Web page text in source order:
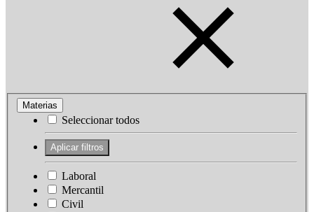
Materias
Seleccionar todos
Laboral
Mercantil
Civil